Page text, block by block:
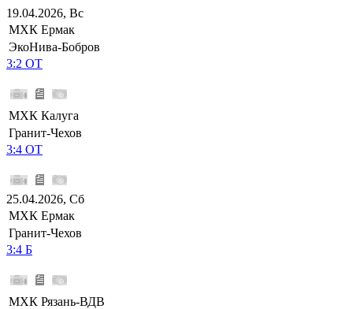
19.04.2026, Вс
МХК Ермак
ЭкоНива-Бобров
3:2 ОТ
МХК Калуга
Гранит-Чехов
3:4 ОТ
25.04.2026, Сб
МХК Ермак
Гранит-Чехов
3:4 Б
МХК Рязань-ВДВ